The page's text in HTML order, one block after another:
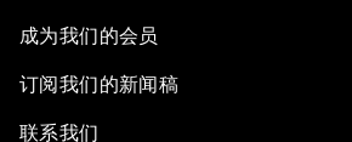
成为我们的会员
订阅我们的新闻稿
联系我们